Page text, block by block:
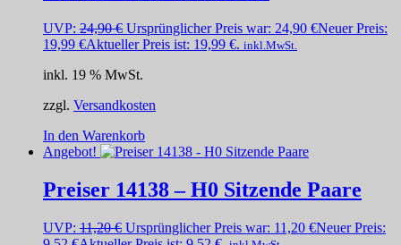
UVP: 24,90€ Ursprünglicher Preis war: 24,90 €Neuer Preis:
19,99 €Aktueller Preis ist: 19,99 €. inkl.MwSt.
inkl. 19 % MwSt.
zzgl. Versandkosten
In den Warenkorb
Angebot!
Preiser 14138 – H0 Sitzende Paare
UVP: 11,20€ Ursprünglicher Preis war: 11,20 €Neuer Preis: